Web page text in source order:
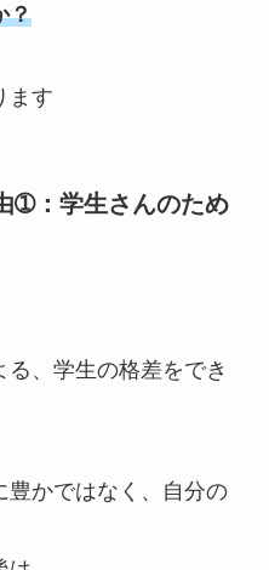
？
ます
➀：学生さんのため
る、学生の格差をでき
豊かではなく、自分の